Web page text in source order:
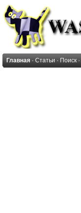
Главная · Статьи · Поиск ·